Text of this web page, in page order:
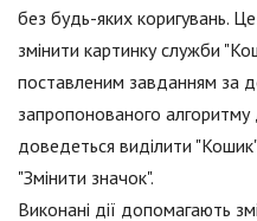
без будь-яких коригувань.
змінити картинку служби
поставленим завданням за
запропонованого алгоритму
доведеться виділити
"Змінити значок".
Виконані дії допомагають